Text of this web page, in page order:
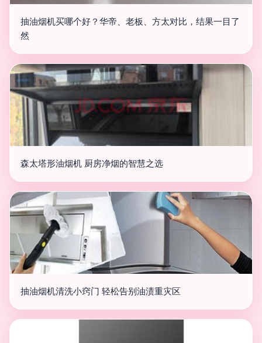
抽油烟机买哪个好？华帝、老板、方太对比，结果一目了
然
森太塔形油烟机 厨房净烟的智慧之选
抽油烟机清洗小窍门 轻松告别油渍重灾区